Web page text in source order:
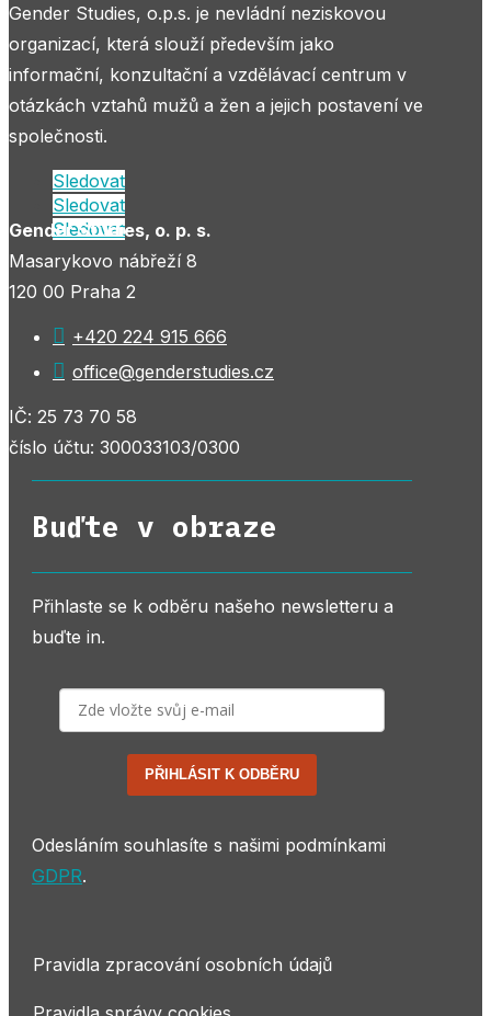
Gender Studies, o.p.s. je nevládní neziskovou
organizací, která slouží především jako
informační, konzultační a vzdělávací centrum v
otázkách vztahů mužů a žen a jejich postavení ve
společnosti.
Sledovat
Sledovat
Sledovat
Gender Studies, o. p. s.
Masarykovo nábřeží 8
120 00 Praha 2
 +420 224 915 666
 office@genderstudies.cz
IČ: 25 73 70 58
číslo účtu: 300033103/0300
Buďte v obraze
Přihlaste se k odběru našeho newsletteru a
buďte in.
PŘIHLÁSIT K ODBĚRU
Odesláním souhlasíte s našimi podmínkami
GDPR.
Pravidla zpracování osobních údajů